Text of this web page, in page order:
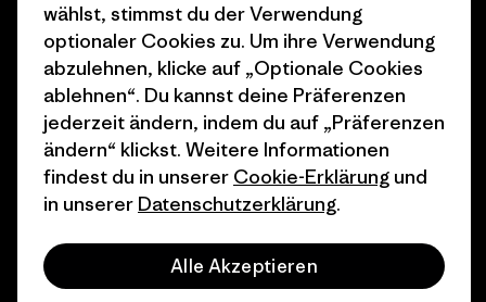
Geschenkgutscheine
Stores in deiner Nähe
Patagonia Schweiz
Seitenverzeichnis
© 2026 Patagonia, Inc. All Rights Reserved.
wählst, stimmst du der Verwendung
optionaler Cookies zu. Um ihre Verwendung
abzulehnen, klicke auf „Optionale Cookies
ablehnen“. Du kannst deine Präferenzen
jederzeit ändern, indem du auf „Präferenzen
ändern“ klickst. Weitere Informationen
findest du in unserer Cookie-Erklärung und
in unserer Datenschutzerklärung.
Alle Akzeptieren